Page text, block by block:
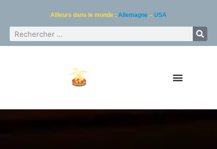
Ailleurs dans le monde : Allemagne – USA